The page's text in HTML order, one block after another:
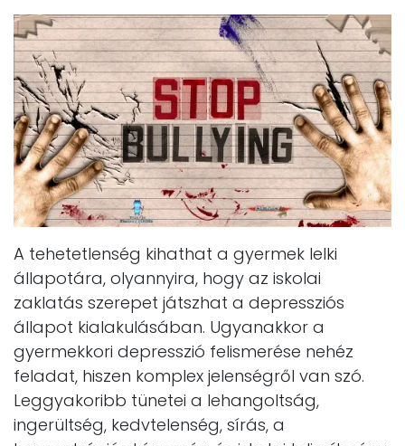
A tehetetlenség kihathat a gyermek lelki
állapotára, olyannyira, hogy az iskolai
zaklatás szerepet játszhat a depressziós
állapot kialakulásában. Ugyanakkor a
gyermekkori depresszió felismerése nehéz
feladat, hiszen komplex jelenségről van szó.
Leggyakoribb tünetei a lehangoltság,
ingerültség, kedvtelenség, sírás, a